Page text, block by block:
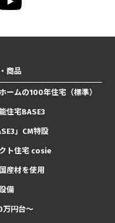
商品
ームの100年住宅（標準）
住宅BASE3
」CM特設
ト住宅 cosie
産材を使用
備
円台〜